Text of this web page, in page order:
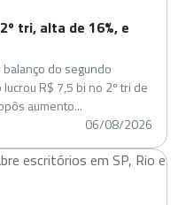
tri, alta de 16%, e
do segundo
R$ 7,5 bi no 2º tri de
aumento...
06/08/2026